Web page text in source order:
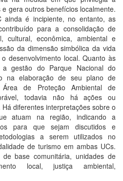
gera outros benefícios localmente.
ainda é incipiente, no entanto, as
para a consolidação de
cultural, econômica, ambiental e
da dimensão simbólica da vida
desenvolvimento local. Quanto às
gestão do Parque Nacional do
na elaboração de seu plano de
de Proteção Ambiental de
todavia não há ações ou
diferentes interpretações sobre o
atuam na região, indicando a
para que sejam discutidos e
a serem utilizados no
de turismo em ambas UCs.
de base comunitária, unidades de
local, justiça ambiental,